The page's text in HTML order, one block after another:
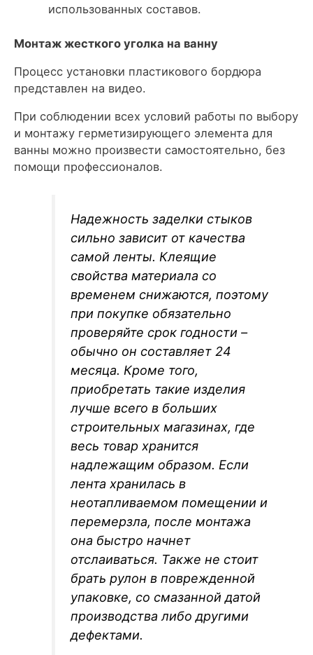
использованных составов.
Монтаж жесткого уголка на ванну
Процесс установки пластикового бордюра
представлен на видео.
При соблюдении всех условий работы по выбору
и монтажу герметизирующего элемента для
ванны можно произвести самостоятельно, без
помощи профессионалов.
Надежность заделки стыков
сильно зависит от качества
самой ленты. Клеящие
свойства материала со
временем снижаются, поэтому
при покупке обязательно
проверяйте срок годности –
обычно он составляет 24
месяца. Кроме того,
приобретать такие изделия
лучше всего в больших
строительных магазинах, где
весь товар хранится
надлежащим образом. Если
лента хранилась в
неотапливаемом помещении и
перемерзла, после монтажа
она быстро начнет
отслаиваться. Также не стоит
брать рулон в поврежденной
упаковке, со смазанной датой
производства либо другими
дефектами.